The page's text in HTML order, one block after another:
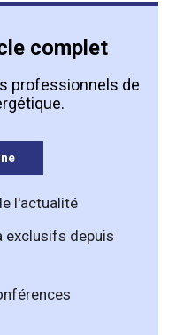
complet
professionnels de
l'actualité
exclusifs depuis